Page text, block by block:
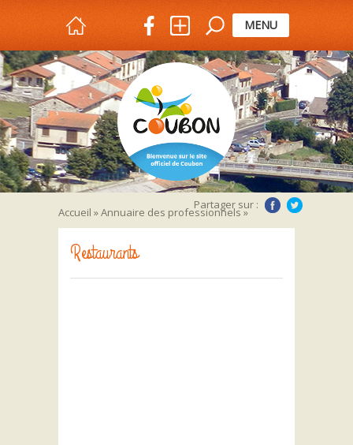
MENU
Accueil »Annuaire des professionnels»
Partager sur :
Restaurants